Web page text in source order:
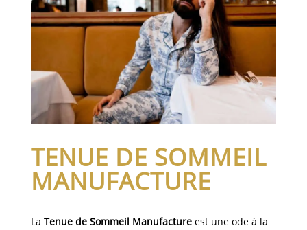
TENUE DE SOMMEIL
MANUFACTURE
La Tenue de Sommeil Manufactureest une ode à la